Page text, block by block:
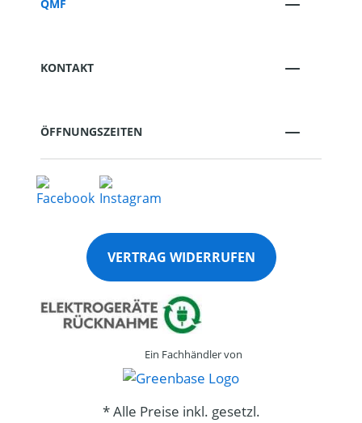
QMF
KONTAKT
ÖFFNUNGSZEITEN
VERTRAG WIDERRUFEN
Ein Fachhändler von
* Alle Preise inkl. gesetzl.